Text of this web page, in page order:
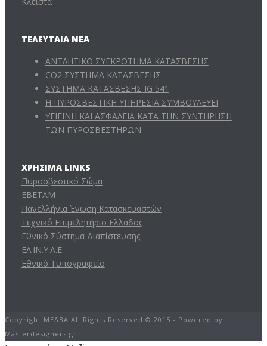
ΤΕΛΕΥΤΑΊΑ ΝΈΑ
ΑΝΤΛΗΤΙΚΟ ΣΥΓΚΡΟΤΗΜΑ ΚΑΤΑΣΒΕΣΗΣ
CO2 ΣΥΣΤΗΜΑ ΚΑΤΑΣΒΕΣΗΣ
ΣΥΣΤΗΜΑ ΚΑΤΑΣΒΕΣΗΣ IG 541
Η ΠΥΡΟΣΒΕΣΤΙΚΗ ΥΠΗΡΕΣΙΑ ΣΥΜΒΟΥΛΕΥΕΙ
ΥΓΙΕΙΝΗ ΚΑΙ ΑΣΦΑΛΕΙΑ ΚΑΤΑ ΤΗΝ ΣΥΝΤΗΡΗΣΗ
ΤΩΝ ΠΥΡΟΣΒΕΣΤΗΡΩΝ
ΧΡΉΣΙΜΑ LINKS
Πυροσβεστικό Σώμα
ΕΒΕΤΑΜ
Πανελλήνια Ένωση Κατασκευαστών
Τεχνικό Επιμελητήριο Ελλάδος
Εθνικό Σύστημα Διαπίστευσης
ΕΛ.ΙΝ.Υ.Α.Ε
Εθνικό Τυπογραφείο
Copyright ΜΕΛΒΑ All Rights Reserved © 2015 - Powered by
Masterdesigners.gr